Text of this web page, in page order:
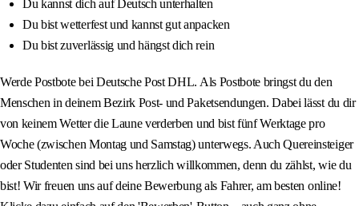
Du kannst dich auf Deutsch unterhalten
Du bist wetterfest und kannst gut anpacken
Du bist zuverlässig und hängst dich rein
Werde Postbote bei Deutsche Post DHL. Als Postbote bringst du den
Menschen in deinem Bezirk Post- und Paketsendungen. Dabei lässt du dir
von keinem Wetter die Laune verderben und bist fünf Werktage pro
Woche (zwischen Montag und Samstag) unterwegs. Auch Quereinsteiger
oder Studenten sind bei uns herzlich willkommen, denn du zählst, wie du
bist! Wir freuen uns auf deine Bewerbung als Fahrer, am besten online!